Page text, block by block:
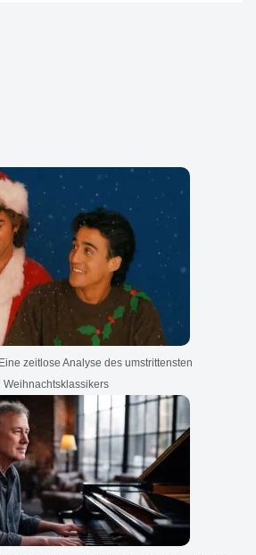
zeitlose Analyse des umstrittensten
Weihnachtsklassikers